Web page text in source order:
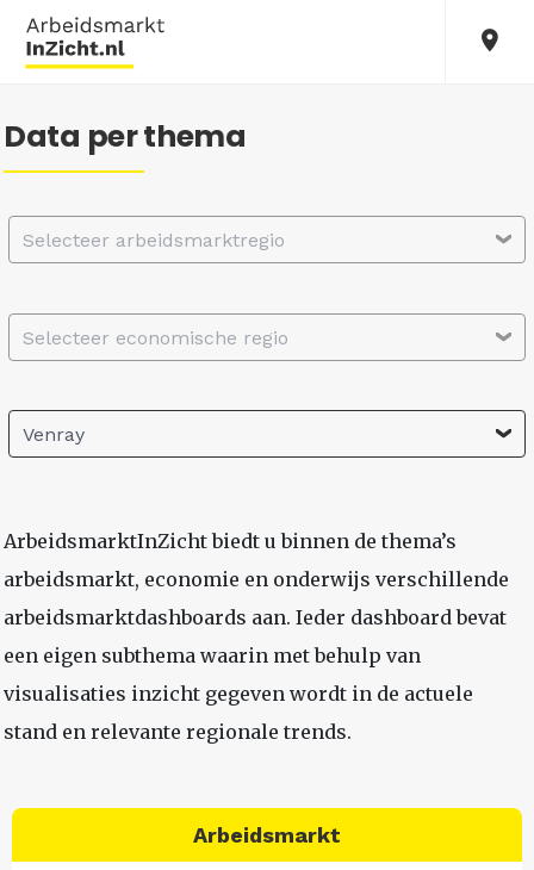
Data per thema
Selecteer arbeidsmarktregio
Selecteer economische regio
Venray
ArbeidsmarktInZicht biedt u binnen de thema’s
arbeidsmarkt, economie en onderwijs verschillende
arbeidsmarktdashboards aan. Ieder dashboard bevat
een eigen subthema waarin met behulp van
visualisaties inzicht gegeven wordt in de actuele
stand en relevante regionale trends.
Arbeidsmarkt